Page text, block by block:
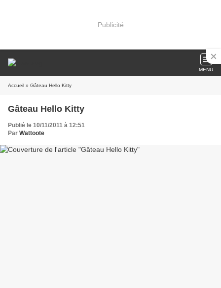
Publicité
MENU
Accueil » Gâteau Hello Kitty
Gâteau Hello Kitty
Publié le 10/11/2011 à 12:51
Par Wattoote